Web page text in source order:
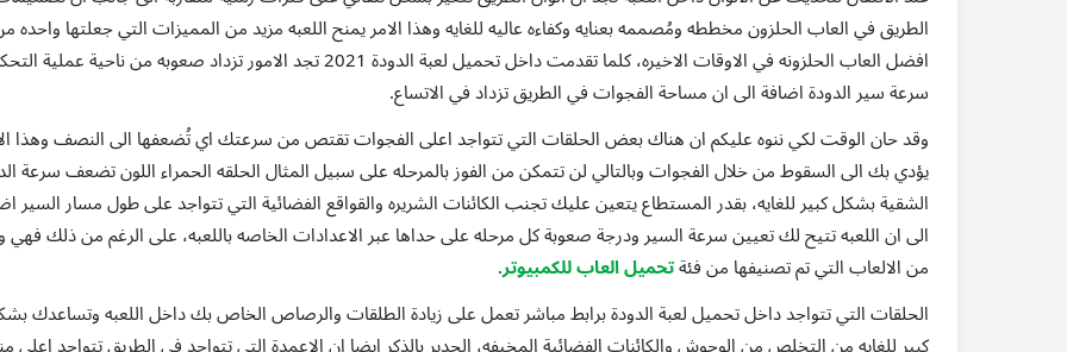
الطريق في العاب الحلزون مخططه ومُصممه بعنايه وكفاءه عاليه للغايه وهذا الامر يمنح اللعبه مزيد من المميزات التي جعلتها واحده
افضل العاب الحلزونه في الاوقات الاخيره، كلما تقدمت داخل تحميل لعبة الدودة 2021 تجد الامور تزداد صعوبه من ناحية
سرعة سير الدودة اضافة الى ان مساحة الفجوات في الطريق تزداد في الاتساع.
وقد حان الوقت لكي ننوه عليكم ان هناك بعض الحلقات التي تتواجد اعلى الفجوات تقتص من سرعتك اي تُضعفها الى النصف وهذا
يؤدي بك الى السقوط من خلال الفجوات وبالتالي لن تتمكن من الفوز بالمرحله على سبيل المثال الحلقه الحمراء اللون تضعف سرعة
الشقية بشكل كبير للغايه، بقدر المستطاع يتعين عليك تجنب الكائنات الشريره والقواقع الفضائية التي تتواجد على طول مسار السير
الى ان اللعبه تتيح لك تعيين سرعة السير ودرجة صعوبة كل مرحله على حداها عبر الاعدادات الخاصه باللعبه، على الرغم من ذلك فهي
من الالعاب التي تم تصنيفها من فئة تحميل العاب للكمبيوتر.
الحلقات التي تتواجد داخل تحميل لعبة الدودة برابط مباشر تعمل على زيادة الطلقات والرصاص الخاص بك داخل اللعبه وتساعدك
كبير للغايه من التخلص من الوحوش والكائنات الفضائية المخيفه، الجدير بالذكر ايضا ان الاعمدة التي تتواجد في الطريق تتواجد اعلى